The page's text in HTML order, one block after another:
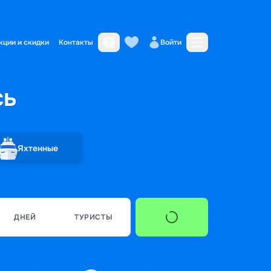
и скидки Контакты Войти
Яхтенные
ДНЕЙ ТУРИСТЫ